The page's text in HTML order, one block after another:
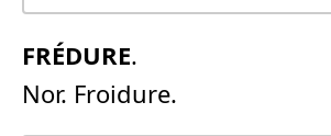
FRÉDURE.
Nor. Froidure.